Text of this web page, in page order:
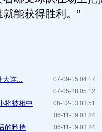
能获得胜利。”
07-09-15 04:17
连...
07-05-28 05:12
06-12-13 03:51
将被相中
06-11-19 03:24
06-11-19 03:24
的矜持